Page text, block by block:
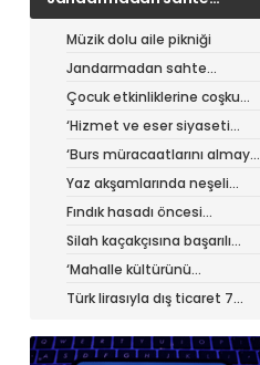
çantacılara darbe
Müzik dolu aile pikniği
Jandarmadan sahte
çantacılara darbe
Çocuk etkinliklerine coşku
dolu final
‘Hizmet ve eser siyaseti
yapıyoruz’
‘Burs müracaatlarını almaya
başladık’
Yaz akşamlarında neşeli
etkinlikler
Fındık hasadı öncesi
üreticiye yol desteği
Silah kaçakçısına başarılı
operasyon
‘Mahalle kültürünü
güçlendiriyoruz’
Türk lirasıyla dış ticaret 7